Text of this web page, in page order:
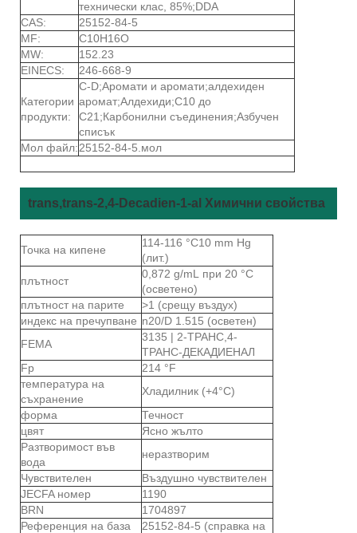
технически клас, 85%;DDA
CAS:
25152-84-5
MF:
C10H16O
MW:
152.23
EINECS:
246-668-9
Категории
продукти:
C-D;Аромати и аромати;алдехиден
аромат;Алдехиди;C10 до
C21;Карбонилни съединения;Азбучен
списък
Мол файл:25152-84-5.мол
trans,trans-2,4-Decadien-1-al Химични свойства
Точка на кипене
114-116 °C10 mm Hg
(лит.)
плътност
0,872 g/mL при 20 °C
(осветено)
плътност на парите
>1 (срещу въздух)
индекс на пречупване n20/D 1.515 (осветен)
FEMA
3135 | 2-ТРАНС,4-
ТРАНС-ДЕКАДИЕНАЛ
Fp
214 °F
температура на
съхранение
Хладилник (+4°C)
форма
Течност
цвят
Ясно жълто
Разтворимост във
вода
неразтворим
Чувствителен
Въздушно чувствителен
JECFA номер
1190
BRN
1704897
Референция на база
25152-84-5 (справка на